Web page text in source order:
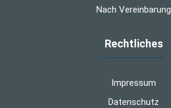
Nach Vereinbarung
Rechtliches
Impressum
Datenschutz